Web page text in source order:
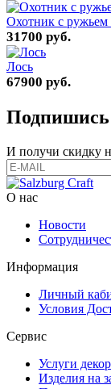
Охотник с ружьем
31700 руб.
Лось
67900 руб.
Подпишись
И получи скидку
О нас
Новости
Информация
Личный
Условия
Сервис
Услуги
Изделия на